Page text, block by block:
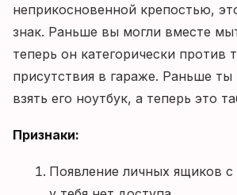
неприкосновенной крепостью,
знак. Раньше вы могли вместе
теперь он категорически против
присутствия в гараже. Раньше ты
взять его ноутбук, а теперь это
Признаки:
Появление личных ящиков с